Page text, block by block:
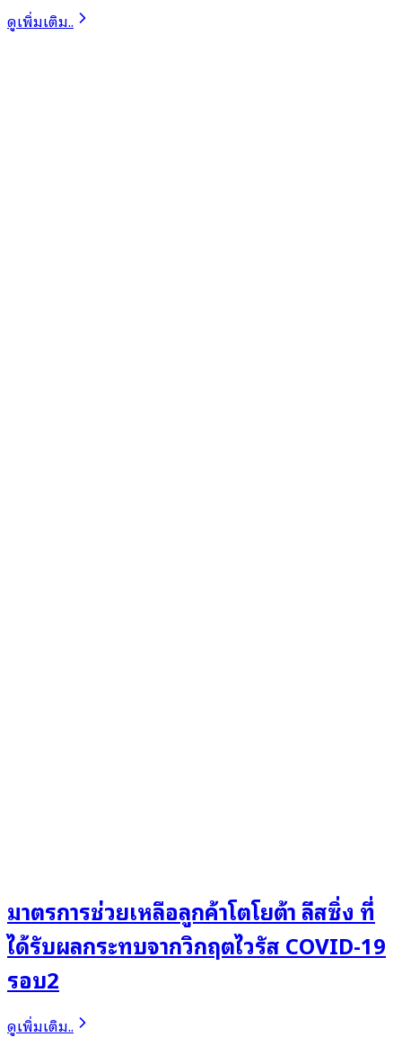
ดูเพิ่มเติม..
มาตรการช่วยเหลือลูกค้าโตโยต้า ลีสซิ่ง ที่
ได้รับผลกระทบจากวิกฤตไวรัส COVID-19
รอบ2
ดูเพิ่มเติม..